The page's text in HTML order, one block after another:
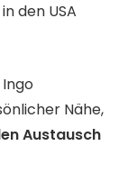
den USA
Nähe,
Austausch